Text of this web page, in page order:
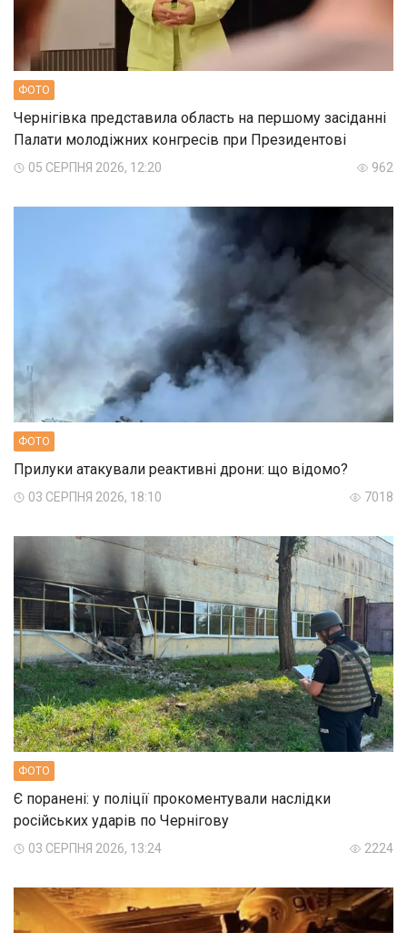
ФОТО
Чернігівка представила область на першому засіданні
Палати молодіжних конгресів при Президентові
05 СЕРПНЯ 2026, 12:20 962
ФОТО
Прилуки атакували реактивні дрони: що відомо?
03 СЕРПНЯ 2026, 18:10 7018
ФОТО
Є поранені: у поліції прокоментували наслідки
російських ударів по Чернігову
03 СЕРПНЯ 2026, 13:24 2224